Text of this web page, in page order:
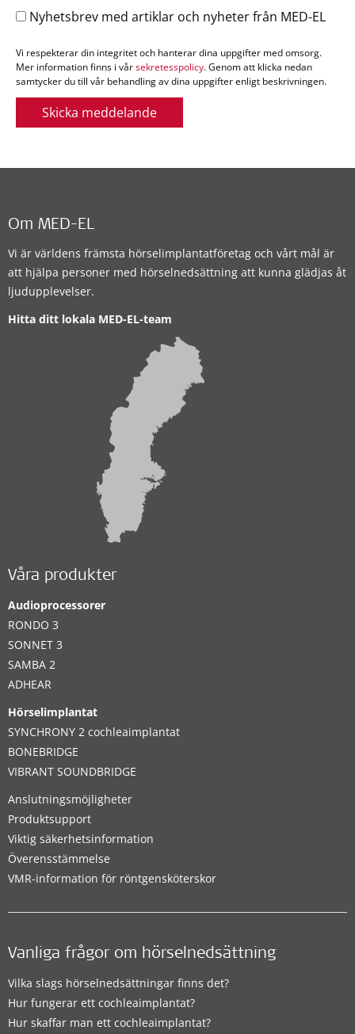
Nyhetsbrev med artiklar och nyheter från MED-EL
Vi respekterar din integritet och hanterar dina uppgifter med omsorg.
Mer information finns i vårsekretesspolicy. Genom att klicka nedan
samtycker du till vår behandling av dina uppgifter enligt beskrivningen.
Skicka meddelande
Om MED-EL
Vi är världens främsta hörselimplantatföretag och vårt mål är
att hjälpa personer med hörselnedsättning att kunna glädjas åt
ljudupplevelser.
Hitta ditt lokala MED-EL-team
Våra produkter
Audioprocessorer
RONDO 3
SONNET 3
SAMBA 2
ADHEAR
Hörselimplantat
SYNCHRONY 2 cochleaimplantat
BONEBRIDGE
VIBRANT SOUNDBRIDGE
Anslutningsmöjligheter
Produktsupport
Viktig säkerhetsinformation
Överensstämmelse
VMR-information för röntgensköterskor
Vanliga frågor om hörselnedsättning
Vilka slags hörselnedsättningar finns det?
Hur fungerar ett cochleaimplantat?
Hur skaffar man ett cochleaimplantat?